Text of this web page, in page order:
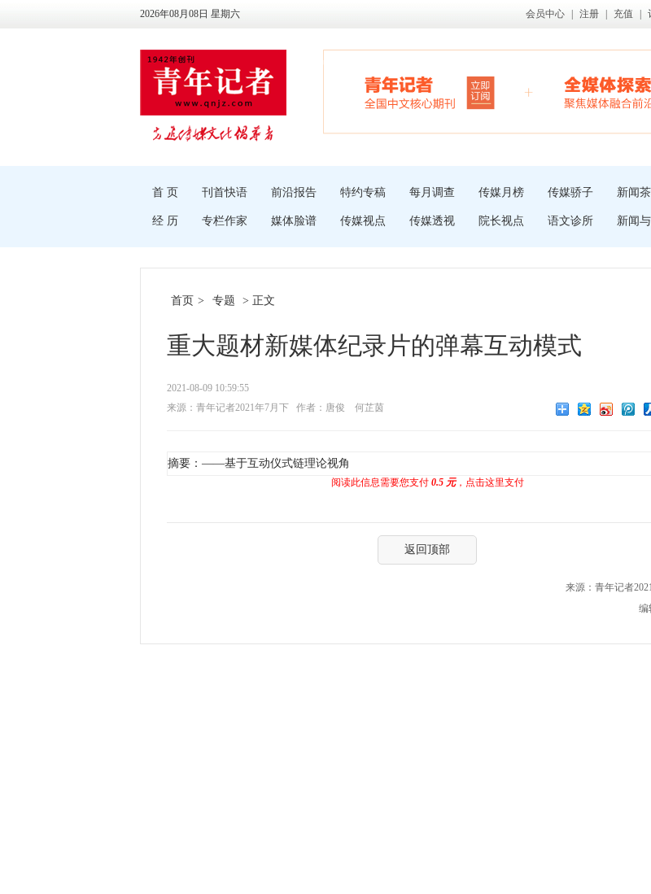
2026年08月08日 星期六 会员中心 注册 充值
首 页 刊首快语 前沿报告 特约专稿 每月调查 传媒月榜 传媒骄子 新闻
经 历 专栏作家 媒体脸谱 传媒视点 传媒透视 院长视点 语文诊所 新闻
首页 > 专题 > 正文
重大题材新媒体纪录片的弹幕互动模式
2021-08-09 10:59:55
来源：青年记者2021年7月下
作者：唐俊 何芷茵
摘要：——基于互动仪式链理论视角
阅读此信息需要您支付 0.5 元，点击这里支付
返回顶部
来源：青年记者
编